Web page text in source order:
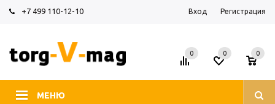
+7 499 110-12-10 Вход Регистрация
МЕНЮ
0 0
0